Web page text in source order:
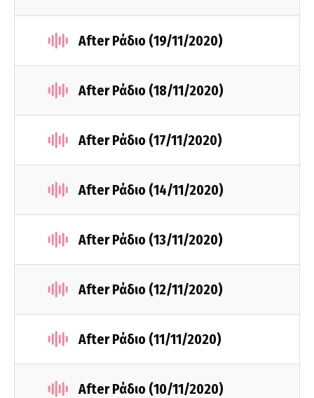
After Ράδιο (19/11/2020)
After Ράδιο (18/11/2020)
After Ράδιο (17/11/2020)
After Ράδιο (14/11/2020)
After Ράδιο (13/11/2020)
After Ράδιο (12/11/2020)
After Ράδιο (11/11/2020)
After Ράδιο (10/11/2020)